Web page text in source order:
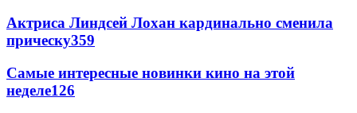
Актриса Линдсей Лохан кардинально сменила
прическу359
Самые интересные новинки кино на этой
неделе126